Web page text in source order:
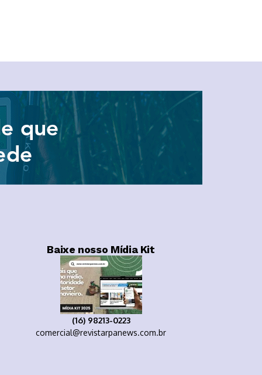
Baixe nosso Mídia Kit
(16) 98213-0223
comercial@revistarpanews.com.br